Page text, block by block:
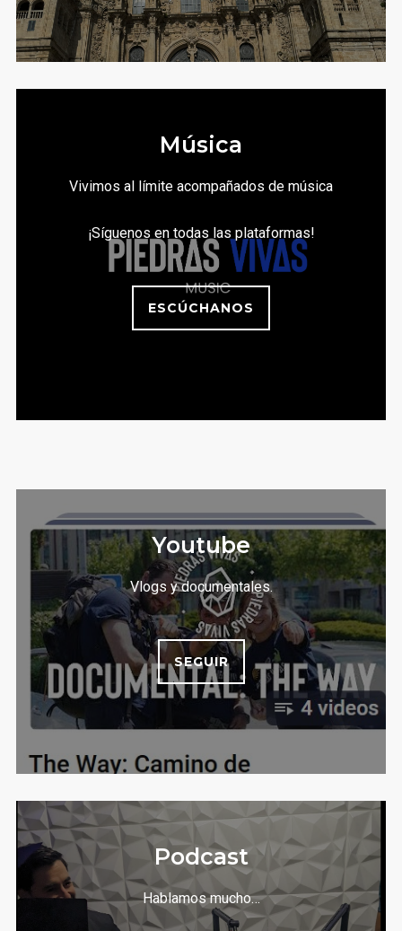
Música
Vivimos al límite acompañados de música
¡Síguenos en todas las plataformas!
ESCÚCHANOS
Youtube
Vlogs y documentales.
SEGUIR
Podcast
Hablamos mucho…